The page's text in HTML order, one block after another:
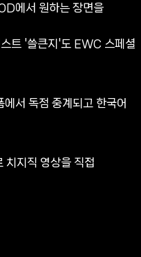
에서 원하는 장면을
트 '쓸큰지'도 EWC 스페셜
서 독점 중계되고 한국어
지직 영상을 직접